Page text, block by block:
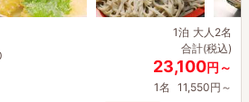
1泊 大人2名
合計(税込)
23,100円～
1名 11,550円～